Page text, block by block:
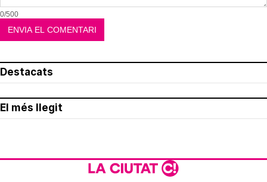
0/500
Destacats
El més llegit